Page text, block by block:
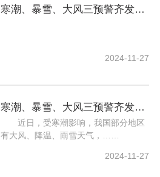
寒潮、暴雪、大风三预警齐发，如何御寒保暖？健康锦囊请查收
2024-11-27
寒潮、暴雪、大风三预警齐发，如何御寒保暖？健康锦囊请查收
​ 近日，受寒潮影响，我国部分地区
有大风、降温、雨雪天气，……
2024-11-27